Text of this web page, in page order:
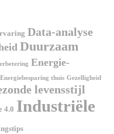
Data-analyse
Duurzaam
Energie-
Energiebesparing thuis Gezelligheid
levensstijl
4.0 Industriële